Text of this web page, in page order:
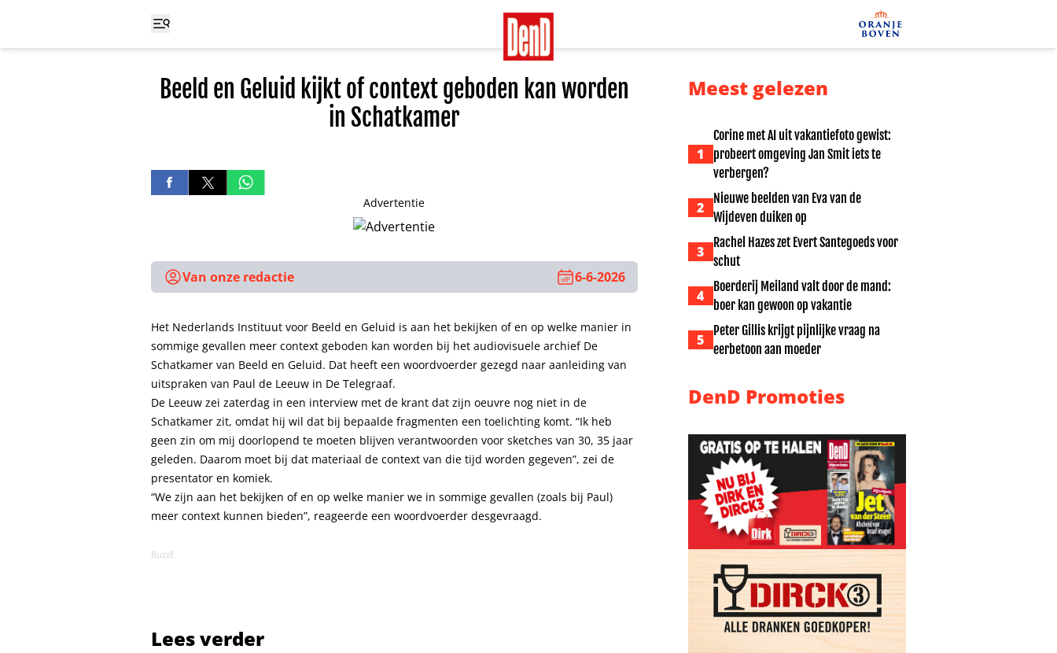
Beeld en Geluid kijkt of context geboden kan worden
in Schatkamer
Advertentie
Van onze redactie 6-6-2026
Het Nederlands Instituut voor Beeld en Geluid is aan het bekijken of en op welke manier in
sommige gevallen meer context geboden kan worden bij het audiovisuele archief De
Schatkamer van Beeld en Geluid. Dat heeft een woordvoerder gezegd naar aanleiding van
uitspraken van Paul de Leeuw in De Telegraaf.
De Leeuw zei zaterdag in een interview met de krant dat zijn oeuvre nog niet in de
Schatkamer zit, omdat hij wil dat bij bepaalde fragmenten een toelichting komt. “Ik heb
geen zin om mij doorlopend te moeten blijven verantwoorden voor sketches van 30, 35 jaar
geleden. Daarom moet bij dat materiaal de context van die tijd worden gegeven”, zei de
presentator en komiek.
“We zijn aan het bekijken of en op welke manier we in sommige gevallen (zoals bij Paul)
meer context kunnen bieden”, reageerde een woordvoerder desgevraagd.
BuzzE
Lees verder
Meest gelezen
1
Corine met AI uit vakantiefoto gewist:
probeert omgeving Jan Smit iets te
verbergen?
2
Nieuwe beelden van Eva van de
Wijdeven duiken op
3
Rachel Hazes zet Evert Santegoeds voor
schut
4
Boerderij Meiland valt door de mand:
boer kan gewoon op vakantie
5
Peter Gillis krijgt pijnlijke vraag na
eerbetoon aan moeder
DenD Promoties